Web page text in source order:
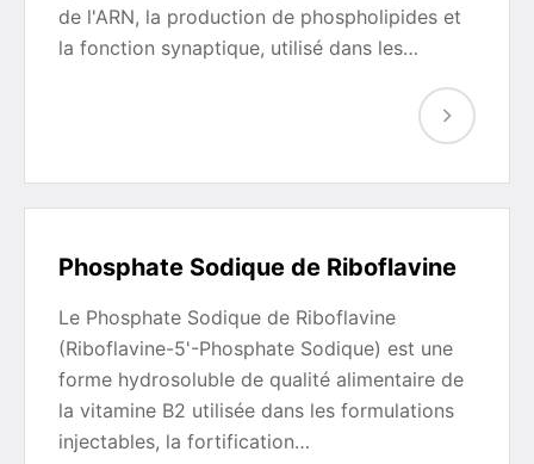
de l'ARN, la production de phospholipides et
la fonction synaptique, utilisé dans les…
Phosphate Sodique de Riboflavine
Le Phosphate Sodique de Riboflavine
(Riboflavine-5'-Phosphate Sodique) est une
forme hydrosoluble de qualité alimentaire de
la vitamine B2 utilisée dans les formulations
injectables, la fortification…